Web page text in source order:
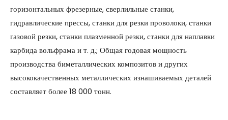
горизонтальных фрезерные, сверлильные станки,
гидравлические прессы, станки для резки проволоки, станки
газовой резки, станки плазменной резки, станки для наплавки
карбида вольфрама и т. д.; Общая годовая мощность
производства биметаллических композитов и других
высококачественных металлических изнашиваемых деталей
составляет более 18 000 тонн.